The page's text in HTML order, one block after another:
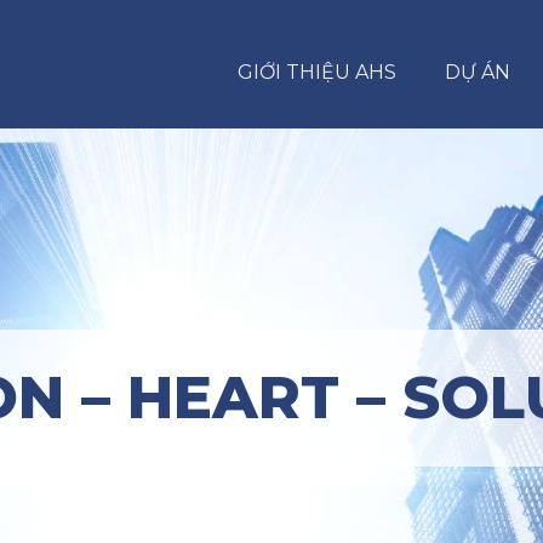
GIỚI THIỆU AHS DỰ ÁN
– HEART –